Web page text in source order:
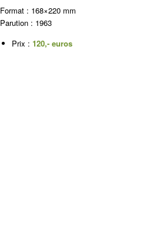
Format : 168×220 mm
Parution : 1963
Prix : 120,- euros